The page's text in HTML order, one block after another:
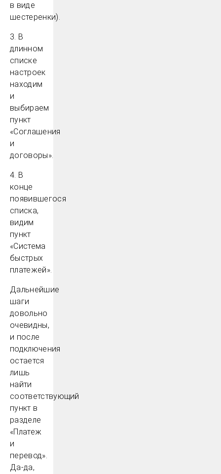
в виде
шестеренки).
3. В
длинном
списке
настроек
находим
и
выбираем
пункт
«Соглашения
и
договоры».
4. В
конце
появившегося
списка,
видим
пункт
«Система
быстрых
платежей».
Дальнейшие
шаги
довольно
очевидны,
и после
подключения
остается
лишь
найти
соответствующий
пункт в
разделе
«Платеж
и
перевод».
Да-да,